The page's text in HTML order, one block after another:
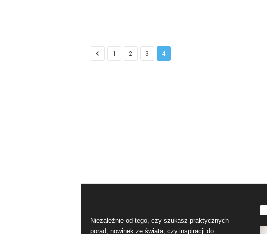
1 2 3 4
Niezależnie od tego, czy szukasz praktycznych
porad, nowinek ze świata, czy inspiracji do